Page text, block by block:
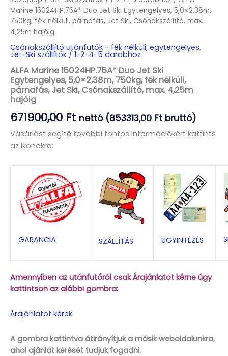
Marine 15024HP.75A* Duo Jet Ski Egytengelyes, 5,0×2,38m,
750kg, fék nélküli, párnafás, Jet Ski, Csónakszállító, max.
4,25m hajóig
Csónakszállító utánfutók - fék nélküli, egytengelyes,
Jet-Ski szállítók / 1-2-4-5 darabhoz
ALFA Marine 15024HP.75A* Duo Jet Ski
Egytengelyes, 5,0×2,38m, 750kg, fék nélküli,
párnafás, Jet Ski, Csónakszállító, max. 4,25m
hajóig
671900,00 Ft nettó (853313,00 Ft bruttó)
Vásárlást segítő további fontos információkért kattints
az ikonokra:
GARANCIA SZÁLLÍTÁS ÜGYINTÉZÉS
Amennyiben az utánfutóról csak Árajánlatot kérne úgy
kattintson az alábbi gombra:
Árajánlatot kérek
A gombra kattintva átirányítjuk a másik weboldalunkra,
ahol ajánlat kérését tudjuk fogadni.